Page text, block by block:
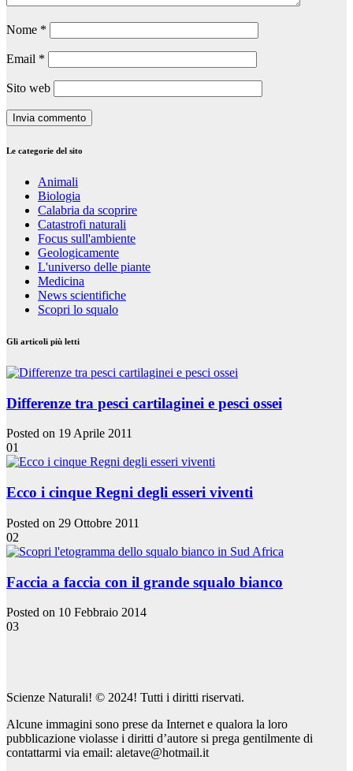
Nome *
Email *
Sito web
Le categorie del sito
Animali
Biologia
Calabria da scoprire
Catastrofi naturali
Focus sull'ambiente
Geologicamente
L'universo delle piante
Medicina
News scientifiche
Scopri lo squalo
Gli articoli più letti
Differenze tra pesci cartilaginei e pesci ossei
Posted on 19 Aprile 2011
01
Ecco i cinque Regni degli esseri viventi
Posted on 29 Ottobre 2011
02
Faccia a faccia con il grande squalo bianco
Posted on 10 Febbraio 2014
03
Scienze Naturali! © 2024! Tutti i diritti riservati.
Alcune immagini sono prese da Internet e qualora la loro
pubblicazione violasse i diritti d’autore si prega gentilmente di
contattarmi via email: aletave@hotmail.it